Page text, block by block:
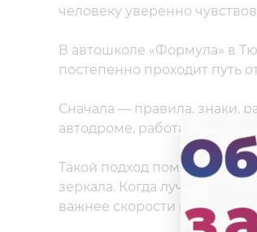
человеку уверенно
В автошколе «Формула» в
постепенно проходит путь
Сначала — правила, знаки,
автодроме, работа с
Такой подход помогает не
зеркала. Когда лучше
важнее скорости реакции.